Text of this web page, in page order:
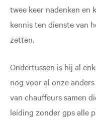
twee keer nadenken en
kennis ten dienste van
zetten.
Ondertussen is hij al
nog voor al onze
van chauffeurs samen
leiding zonder gps alle